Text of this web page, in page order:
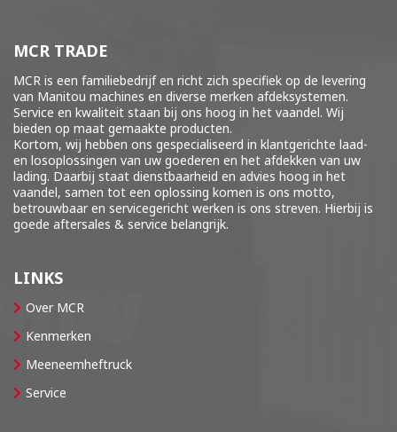
MCR TRADE
MCR is een familiebedrijf en richt zich specifiek op de levering
van Manitou machines en diverse merken afdeksystemen.
Service en kwaliteit staan bij ons hoog in het vaandel. Wij
bieden op maat gemaakte producten.
Kortom, wij hebben ons gespecialiseerd in klantgerichte laad-
en losoplossingen van uw goederen en het afdekken van uw
lading. Daarbij staat dienstbaarheid en advies hoog in het
vaandel, samen tot een oplossing komen is ons motto,
betrouwbaar en servicegericht werken is ons streven. Hierbij is
goede aftersales & service belangrijk.
LINKS
Over MCR
Kenmerken
Meeneemheftruck
Service